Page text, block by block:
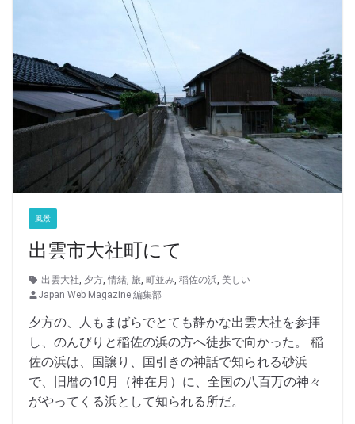
風景
出雲市大社町にて
出雲大社, 夕方, 情緒, 旅, 町並み, 稲佐の浜, 美しい
Japan Web Magazine 編集部
夕方の、人もまばらでとても静かな出雲大社を参拝
し、のんびりと稲佐の浜の方へ徒歩で向かった。 稲
佐の浜は、国譲り、国引きの神話で知られる砂浜
で、旧暦の10月（神在月）に、全国の八百万の神々
がやってくる浜として知られる所だ。